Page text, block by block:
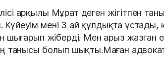
арқылы Мұрат деген жігітпен
мені 3 ай құлдықта ұстады,
шығарып жіберді. Мен арыз жазган
танысы болып шықты.Маған